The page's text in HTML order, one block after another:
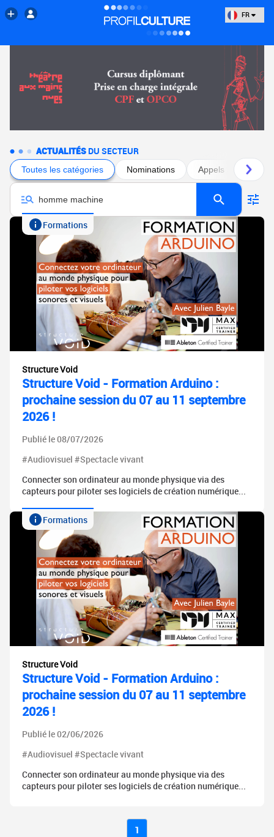
FR
ACTUALITÉS DU SECTEUR
Toutes les catégories Nominations Appels à projets
Formations
Structure Void
Structure Void - Formation Arduino :
prochaine session du 07 au 11 septembre
2026 !
Publié le 08/07/2026
#Audiovisuel #Spectacle vivant
Connecter son ordinateur au monde physique via des
capteurs pour piloter ses logiciels de création numérique...
Formations
Structure Void
Structure Void - Formation Arduino :
prochaine session du 07 au 11 septembre
2026 !
Publié le 02/06/2026
#Audiovisuel #Spectacle vivant
Connecter son ordinateur au monde physique via des
capteurs pour piloter ses logiciels de création numérique...
1